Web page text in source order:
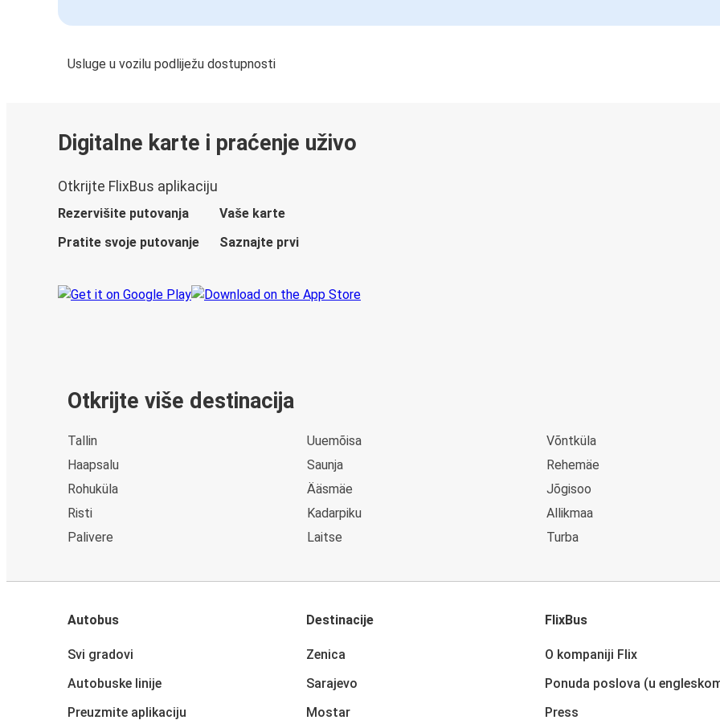
Usluge u vozilu podliježu dostupnosti
Digitalne karte i praćenje uživo
Otkrijte FlixBus aplikaciju
Rezervišite putovanja
Vaše karte
Pratite svoje putovanje
Saznajte prvi
Otkrijte više destinacija
Tallin
Haapsalu
Rohuküla
Risti
Palivere
Uuemõisa
Saunja
Ääsmäe
Kadarpiku
Laitse
Võntküla
Rehemäe
Jõgisoo
Allikmaa
Turba
Autobus
Svi gradovi
Autobuske linije
Preuzmite aplikaciju
Destinacije
Zenica
Sarajevo
Mostar
FlixBus
O kompaniji Flix
Ponuda poslova (u
Press